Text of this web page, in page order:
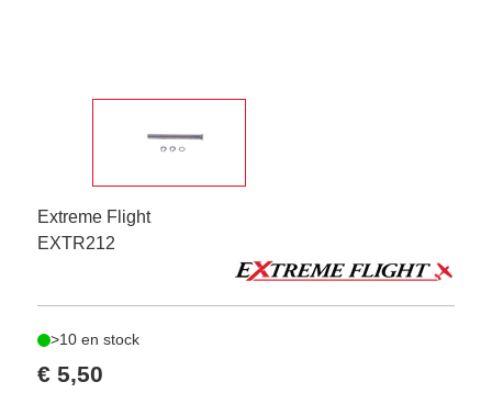
Extreme Flight
EXTR212
>10 en stock
€ 5,50